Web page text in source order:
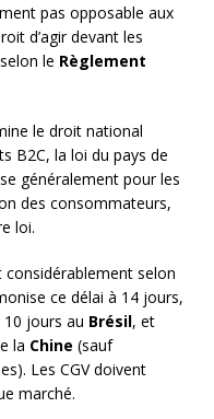
pas opposable aux
d’agir devant les
le Règlement
le droit national
B2C, la loi du pays de
généralement pour les
des consommateurs,
loi.
considérablement selon
ce délai à 14 jours,
10 jours au Brésil, et
la Chine (sauf
Les CGV doivent
marché.